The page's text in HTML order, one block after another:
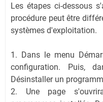
Les étapes ci-dessous
procédure peut être
systèmes d'exploitation.
1. Dans le menu
configuration. Puis,
Désinstaller un
2. Une page